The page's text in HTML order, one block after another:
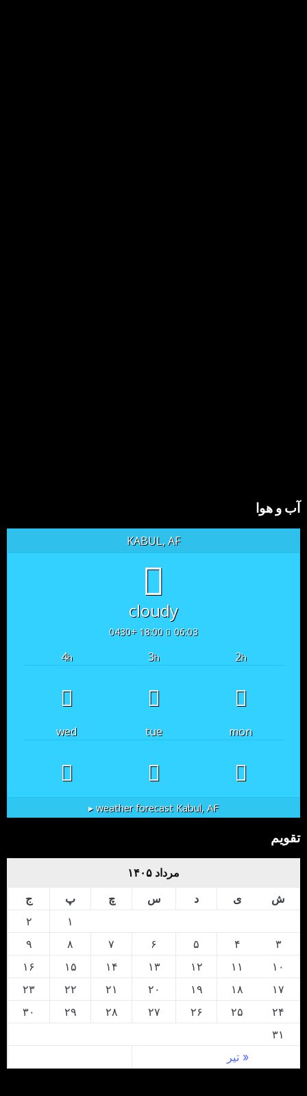
آب و هوا
KABUL, AF
cloudy
06:03
18:00 +0430
2h
3h
4h
mon
tue
wed
Kabul, AF
weather forecast ▸
تقویم
مرداد ۱۴۰۵
ش
ی د س چ پ ج
« تیر
۱
۲
۳
۴ ۵ ۶ ۷ ۸
۹
۱۰
۱۱ ۱۲ ۱۳ ۱۴ ۱۵
۱۶
۱۷
۱۸ ۱۹ ۲۰ ۲۱ ۲۲
۲۳
۲۴
۲۵ ۲۶ ۲۷ ۲۸ ۲۹
۳۰
۳۱